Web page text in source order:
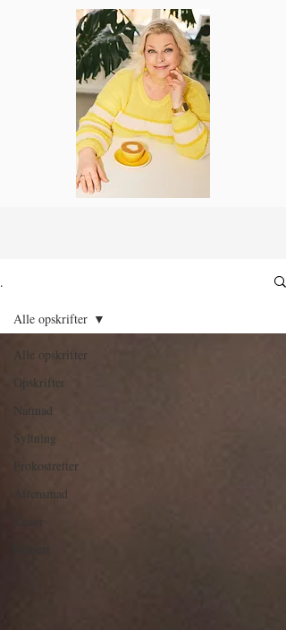
.
Alle opskrifter
Opskrifter
Natmad
Syltning
Frokostretter
Aftensmad
Alle opskrifter